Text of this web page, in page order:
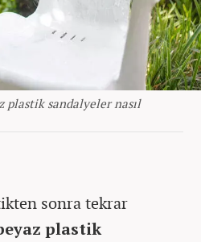
plastik sandalyeler nasıl
sonra tekrar
plastik